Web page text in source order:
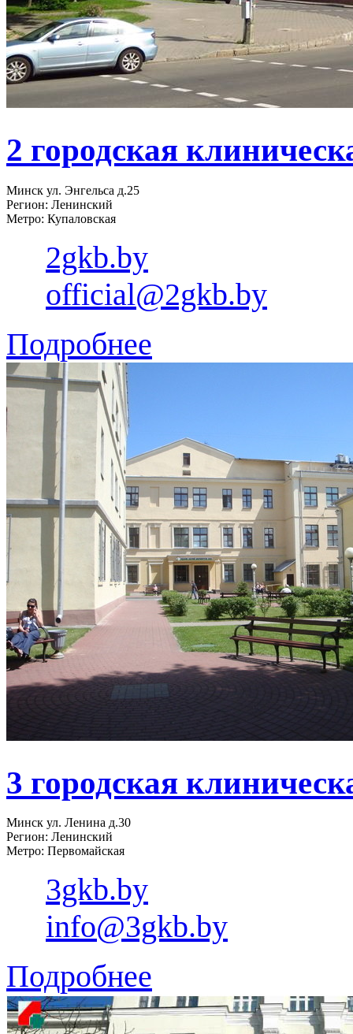
2 городская
Минск ул. Энгельса д.25
Регион: Ленинский
Метро: Купаловская
2gkb.by
official@2gkb.by
Подробнее
3 городская
Минск ул. Ленина д.30
Регион: Ленинский
Метро: Первомайская
3gkb.by
info@3gkb.by
Подробнее